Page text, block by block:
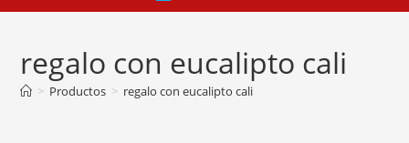
regalo con eucalipto cali
> Productos > regalo con eucalipto cali